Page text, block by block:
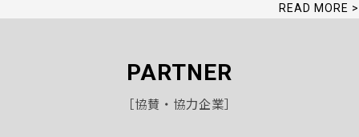
READ MORE >
PARTNER
［協賛・協力企業］